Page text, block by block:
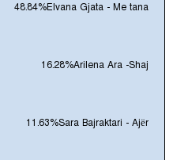
Elvana Gjata - Me tana
48.84%
Arilena Ara -Shaj
16.28%
Sara Bajraktari - Ajër
11.63%